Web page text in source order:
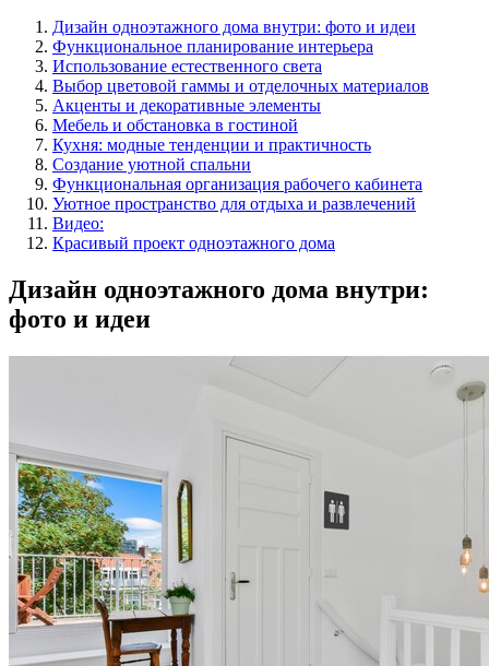
Дизайн одноэтажного дома внутри: фото и идеи
Функциональное планирование интерьера
Использование естественного света
Выбор цветовой гаммы и отделочных материалов
Акценты и декоративные элементы
Мебель и обстановка в гостиной
Кухня: модные тенденции и практичность
Создание уютной спальни
Функциональная организация рабочего кабинета
Уютное пространство для отдыха и развлечений
Видео:
Красивый проект одноэтажного дома
Дизайн одноэтажного дома внутри:
фото и идеи